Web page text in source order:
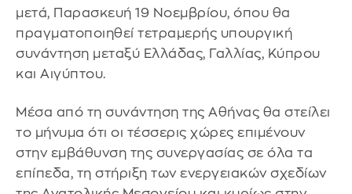
μετά, Παρασκευή 19 Νοεμβρίου, όπου θα
πραγματοποιηθεί τετραμερής υπουργική
συνάντηση μεταξύ Ελλάδας, Γαλλίας, Κύπρου
και Αιγύπτου.
Μέσα από τη συνάντηση της Αθήνας θα στείλει
το μήνυμα ότι οι τέσσερις χώρες επιμένουν
στην εμβάθυνση της συνεργασίας σε όλα τα
επίπεδα, τη στήριξη των ενεργειακών σχεδίων